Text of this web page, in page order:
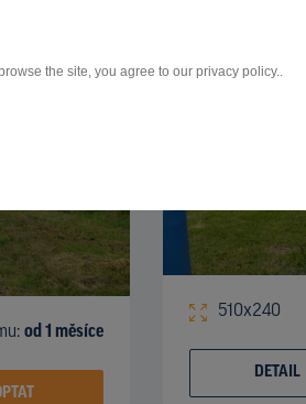
the site, you agree to our privacy policy..
od 1 měsíce
510x240
DETAIL